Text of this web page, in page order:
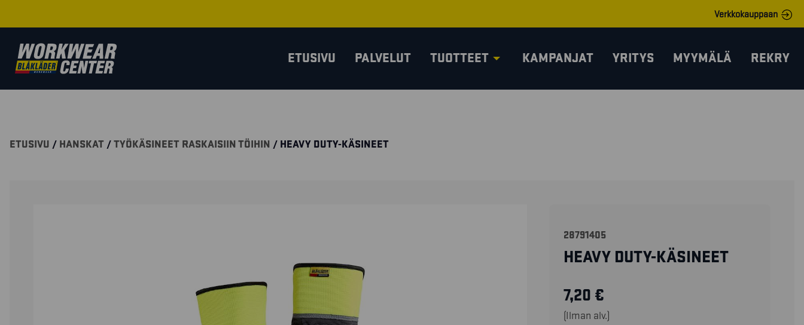
Verkkokauppaan
ETUSIVU PALVELUT TUOTTEET KAMPANJAT YRITYS MYYMÄLÄ REKRY
ETUSIVU / HANSKAT /TYÖKÄSINEET RASKAISIIN TÖIHIN / HEAVY DUTY-KÄSINEET
28791405
HEAVY DUTY-KÄSINEET
7,20 €
(Ilman alv.)